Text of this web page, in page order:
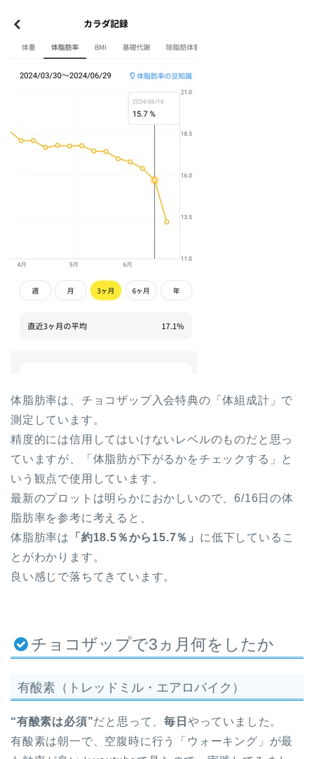
体脂肪率は、チョコザップ入会特典の「体組成計」で
測定しています。
精度的には信用してはいけないレベルのものだと思っ
ていますが、「体脂肪が下がるかをチェックする」と
いう観点で使用しています。
最新のプロットは明らかにおかしいので、6/16日の体
脂肪率を参考に考えると、
体脂肪率は
「約18.5％から15.7％」 に低下しているこ
とがわかります。
良い感じで落ちてきています。
チョコザップで3ヵ月何をしたか
有酸素（トレッドミル・エアロバイク）
“有酸素は必須”だと思って、毎日 やっていました。
有酸素は朝一で、空腹時に行う「ウォーキング」が最